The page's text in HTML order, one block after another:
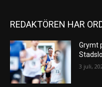
REDAKTÖREN HAR
Grymt
3 juli,